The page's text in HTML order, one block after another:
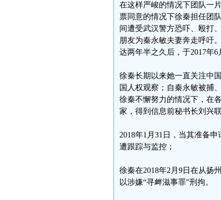
在这样严峻的情况下团队一
票同意的情况下徐秦担任团
间遭受武汉警方恐吓、殴打
朋友为秦永敏夫妻奔走呼吁
达两年半之久后，于2017年
徐秦长期以来她一直关注中
国人权观察；自秦永敏被捕
徐秦不懈努力的情况下，在
家，得到信息前秘书长刘兴
2018年1月31日，当其准备
遭跟踪与监控；
徐秦在2018年2月9日在从扬
以涉嫌“寻衅滋事罪”刑拘。